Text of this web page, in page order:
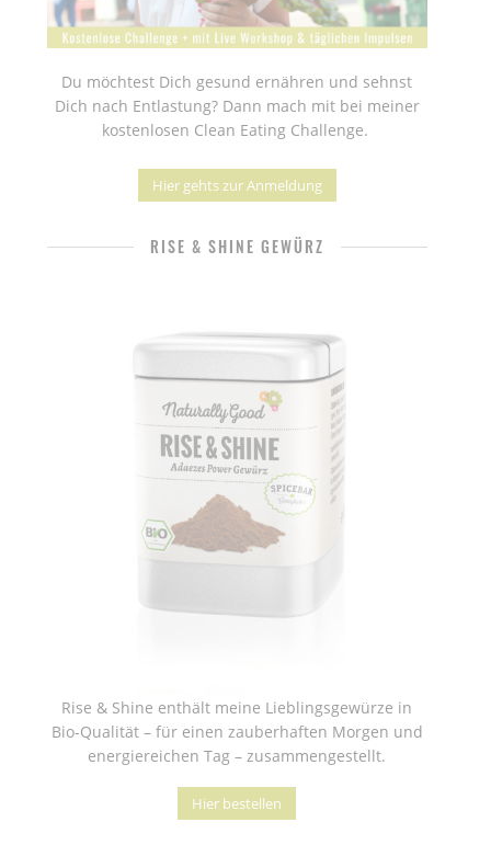
Du möchtest Dich gesund ernähren und sehnst
Dich nach Entlastung? Dann mach mit bei meiner
kostenlosen Clean Eating Challenge.
Hier gehts zur Anmeldung
RISE & SHINE GEWÜRZ
Rise & Shine enthält meine Lieblingsgewürze in
Bio-Qualität – für einen zauberhaften Morgen und
energiereichen Tag – zusammengestellt.
Hier bestellen